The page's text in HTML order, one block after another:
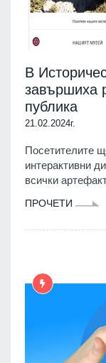
В
завършиха
публика
21.02.2024г.
Посетителите
интерактивни
всички
ПРОЧЕТИ